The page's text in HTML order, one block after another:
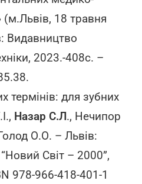
(м.Львів, 18 травня
Видавництво
2023.-408с. –
термінів: для зубних
Назар С.Л., Нечипор
О.О. – Львів:
Світ – 2000”,
978-966-418-401-1